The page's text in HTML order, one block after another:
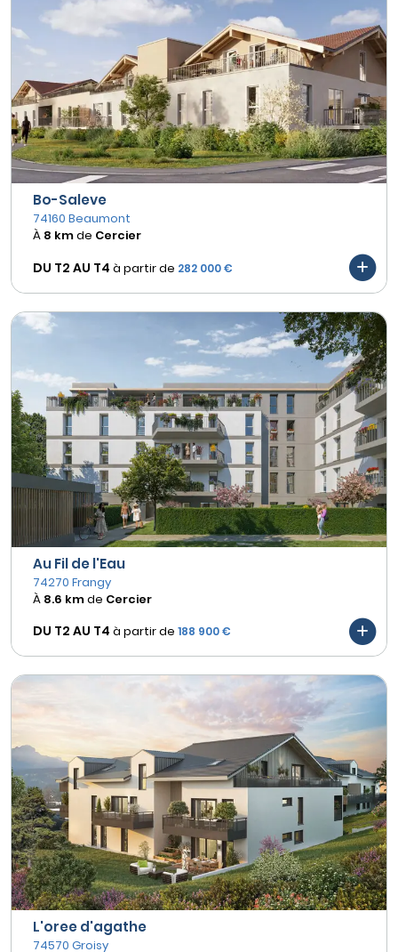
Bo-Saleve
74160 Beaumont
À 8 kmde Cercier
DU T2 AU T4 à partir de 282 000 €
Au Fil de l'Eau
74270 Frangy
À 8.6 kmde Cercier
DU T2 AU T4 à partir de 188 900 €
L'oree d'agathe
74570 Groisy